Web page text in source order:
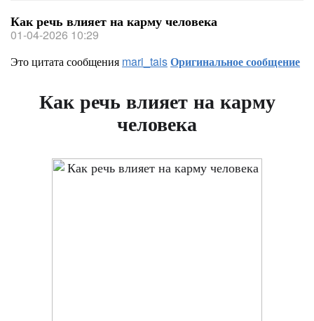
Как речь влияет на карму человека
01-04-2026 10:29
Это цитата сообщения mari_taisОригинальное сообщение
Как речь влияет на карму
человека